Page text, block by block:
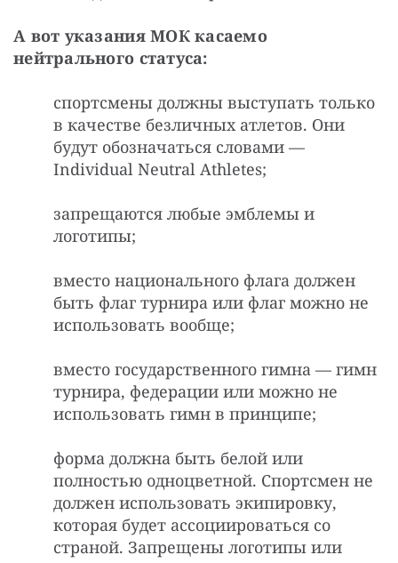
А вот указания МОК касаемо
нейтрального статуса:
спортсмены должны выступать только
в качестве безличных атлетов. Они
будут обозначаться словами —
Individual Neutral Athletes;
запрещаются любые эмблемы и
логотипы;
вместо национального флага должен
быть флаг турнира или флаг можно не
использовать вообще;
вместо государственного гимна — гимн
турнира, федерации или можно не
использовать гимн в принципе;
форма должна быть белой или
полностью одноцветной. Спортсмен не
должен использовать экипировку,
которая будет ассоциироваться со
страной. Запрещены логотипы или